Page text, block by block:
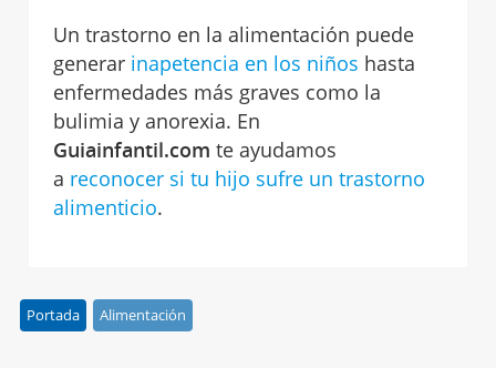
Un trastorno en la alimentación puede
generar inapetencia en los niños hasta
enfermedades más graves como la
bulimia y anorexia. En
Guiainfantil.com te ayudamos
a reconocer si tu hijo sufre un trastorno
alimenticio.
Portada Alimentación